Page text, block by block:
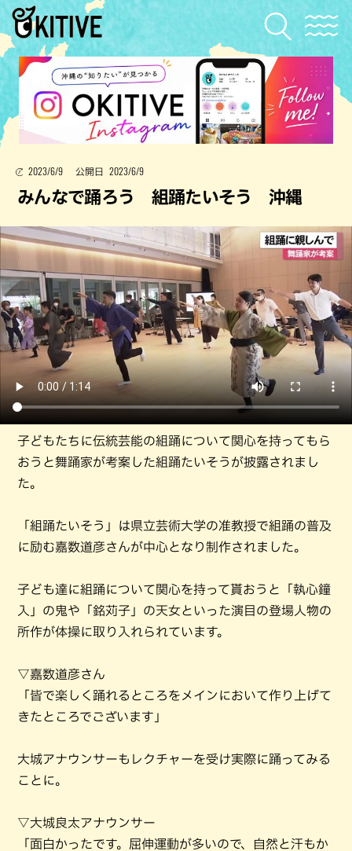
2023/6/9 公開日 2023/6/9
みんなで踊ろう 組踊たいそう 沖縄
子どもたちに伝統芸能の組踊について関心を持ってもら
おうと舞踊家が考案した組踊たいそうが披露されまし
た。
「組踊たいそう」は県立芸術大学の准教授で組踊の普及
に励む嘉数道彦さんが中心となり制作されました。
子ども達に組踊について関心を持って貰おうと「執心鐘
入」の鬼や「銘苅子」の天女といった演目の登場人物の
所作が体操に取り入れられています。
▽嘉数道彦さん
「皆で楽しく踊れるところをメインにおいて作り上げて
きたところでございます」
大城アナウンサーもレクチャーを受け実際に踊ってみる
ことに。
▽大城良太アナウンサー
「面白かったです。屈伸運動が多いので、自然と汗もか